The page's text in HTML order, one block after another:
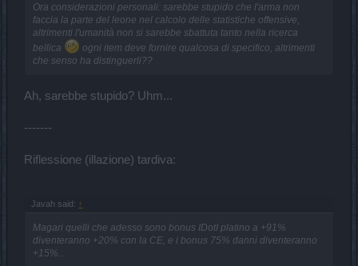
Ora considerazioni personali: sarebbe stupido che l'arma non
faccia la parte del leone nel calcolo delle statistiche offensive,
altrimenti l'umanità non si sarebbe sbattuta tanto nella ricerca
bellica
ogni item deve fornire qualcosa di specifico, altrimenti
che senso ha distinguerli??
Ah, sarebbe stupido? Uhm...
-------
Riflessione (illazione) tardiva:
Javah said: ↑
Magari quelli che adesso sono bonus IDotI platino a +91%
diventeranno +20% con la CE, e i bonus 75% danni diventeranno
+15%...